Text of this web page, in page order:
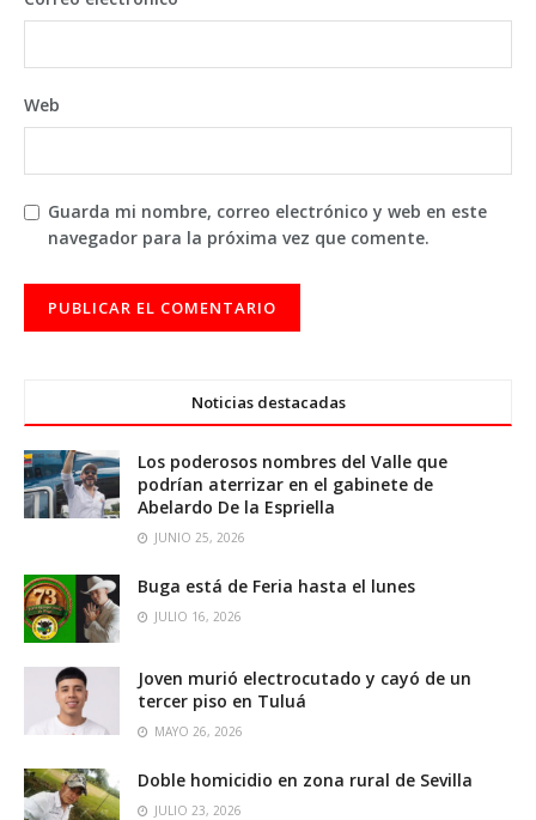
Web
Guarda mi nombre, correo electrónico y web en este
navegador para la próxima vez que comente.
Noticias destacadas
Los poderosos nombres del Valle que
podrían aterrizar en el gabinete de
Abelardo De la Espriella
JUNIO 25, 2026
Buga está de Feria hasta el lunes
JULIO 16, 2026
Joven murió electrocutado y cayó de un
tercer piso en Tuluá
MAYO 26, 2026
Doble homicidio en zona rural de Sevilla
JULIO 23, 2026